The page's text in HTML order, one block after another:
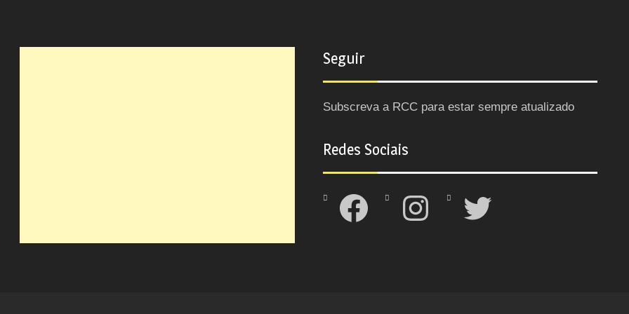
Seguir
Subscreva a RCC para estar sempre atualizado
Redes Sociais
Facebook Instagram Twitter